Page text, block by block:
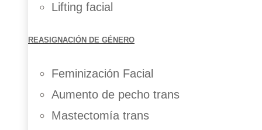
Lifting facial
REASIGNACIÓN DE GÉNERO
Feminización Facial
Aumento de pecho trans
Mastectomía trans